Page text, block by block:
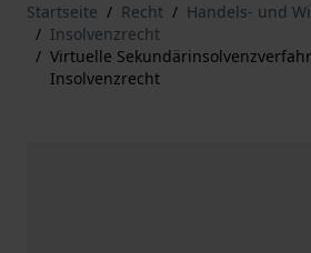
Startseite / Recht / Handels- und
/ Insolvenzrecht
/ Virtuelle
Insolvenzrecht